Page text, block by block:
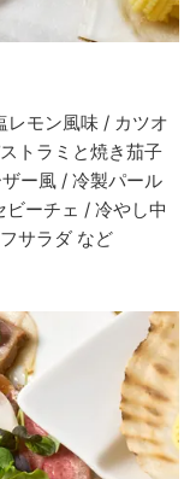
モン風味 / カツオ
トラミと焼き茄子
ー風 / 冷製パール
ーチェ / 冷やし中
サラダ など